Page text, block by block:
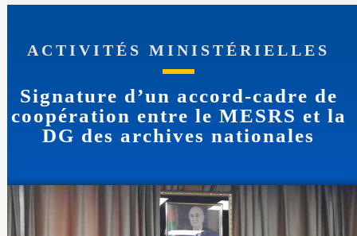
ACTIVITÉS MINISTÉRIELLES
Signature d’un accord-cadre de
coopération entre le MESRS et la
DG des archives nationales